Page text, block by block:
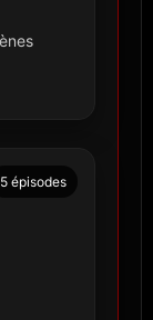
5 épisodes